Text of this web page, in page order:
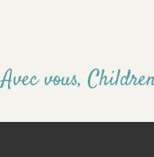
Avec vous,